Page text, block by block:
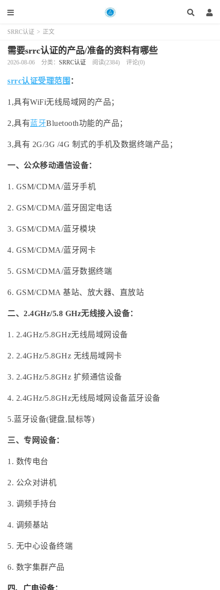
SRRC认证 > 正文
需要srrc认证的产品/准备的资料有哪些
2026-08-06 分类： SRRC认证 阅读(2384) 评论(0)
srrc认证受理范围 ：
1,具有WiFi无线局域网的产品；
2,具有蓝牙Bluetooth功能的产品；
3,具有 2G/3G /4G 制式的手机及数据终端产品；
一、公众移动通信设备：
1. GSM/CDMA/蓝牙手机
2. GSM/CDMA/蓝牙固定电话
3. GSM/CDMA/蓝牙模块
4. GSM/CDMA/蓝牙网卡
5. GSM/CDMA/蓝牙数据终端
6. GSM/CDMA 基站、放大器、直放站
二、2.4GHz/5.8 GHz无线接入设备：
1. 2.4GHz/5.8GHz无线局域网设备
2. 2.4GHz/5.8GHz 无线局域网卡
3. 2.4GHz/5.8GHz 扩频通信设备
4. 2.4GHz/5.8GHz无线局域网设备蓝牙设备
5.蓝牙设备(键盘,鼠标等)
三、专网设备：
1. 数传电台
2. 公众对讲机
3. 调频手持台
4. 调频基站
5. 无中心设备终端
6. 数字集群产品
四、广电设备：